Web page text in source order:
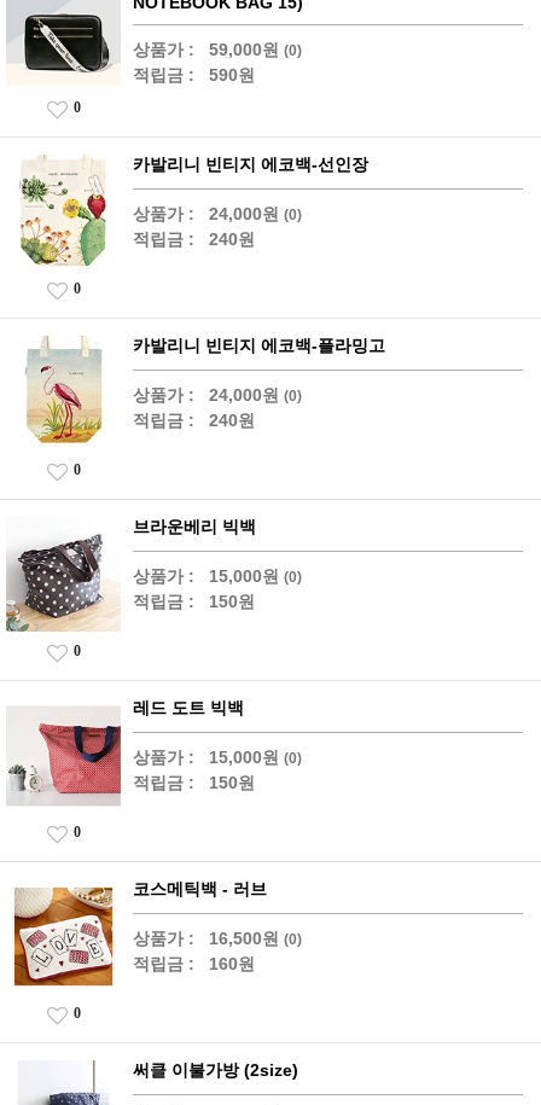
상품가 : 59,000원 (0)
적립금 : 590원
0
카발리니 빈티지 에코백-선인장
상품가 : 24,000원 (0)
적립금 : 240원
0
카발리니 빈티지 에코백-플라밍고
상품가 : 24,000원 (0)
적립금 : 240원
0
브라운베리 빅백
상품가 : 15,000원 (0)
적립금 : 150원
0
레드 도트 빅백
상품가 : 15,000원 (0)
적립금 : 150원
0
코스메틱백 - 러브
상품가 : 16,500원 (0)
적립금 : 160원
0
써클 이불가방 (2size)